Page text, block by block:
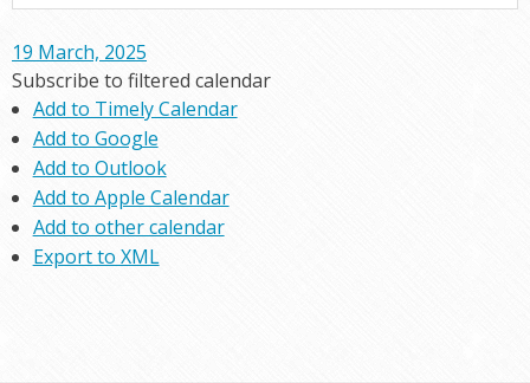
19 March, 2025
Subscribe to filtered calendar
Add to Timely Calendar
Add to Google
Add to Outlook
Add to Apple Calendar
Add to other calendar
Export to XML